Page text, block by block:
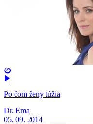
Po čom ženy túžia
Dr. Ema
05. 09. 2014